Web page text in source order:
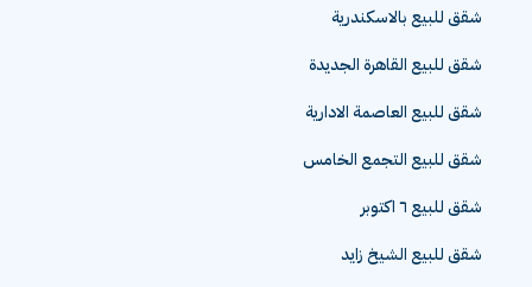
شقق للبيع بالاسكندرية
شقق للبيع القاهرة الجديدة
شقق للبيع العاصمة الادارية
شقق للبيع التجمع الخامس
شقق للبيع ٦ اكتوبر
شقق للبيع الشيخ زايد